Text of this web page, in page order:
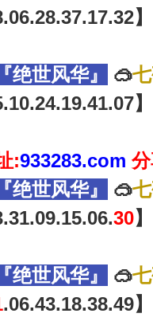
】
『绝世风华』 🥽
】
:933283.com
『绝世风华』 🥽
30】
『绝世风华』 🥽
.06.43.18.38.49】